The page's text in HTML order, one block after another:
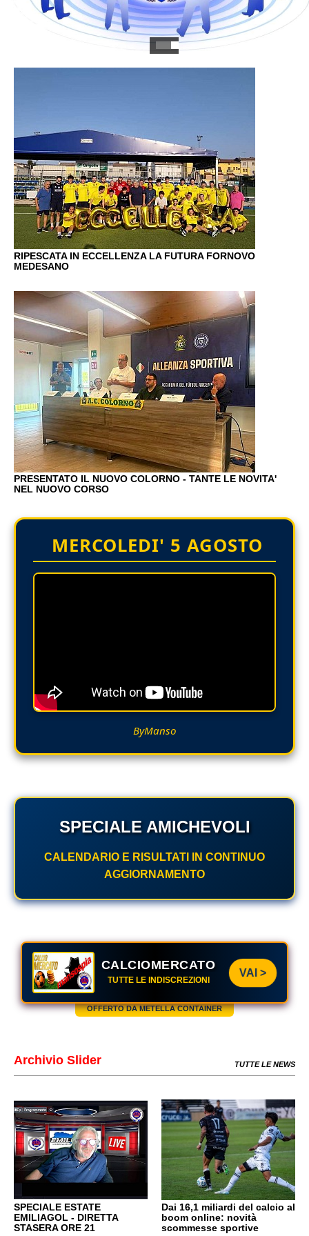
SPECIALE EMILIAGOL ESTATE - DIRETTA ORE
RIPESCATA IN ECCELLENZA LA FUTURA FORNOVO
MEDESANO
PRESENTATO IL NUOVO COLORNO - TANTE LE NOVITA'
NEL NUOVO CORSO
MERCOLEDI' 5 AGOSTO
ByManso
SPECIALE AMICHEVOLI
CALENDARIO E RISULTATI IN CONTINUO
AGGIORNAMENTO
CALCIOMERCATO
TUTTE LE INDISCREZIONI
VAI >
OFFERTO DA METELLA CONTAINER
Archivio Slider TUTTE LE NEWS
SPECIALE ESTATE
EMILIAGOL - DIRETTA
STASERA ORE 21
Dai 16,1 miliardi del calcio al
boom online: novità
scommesse sportive